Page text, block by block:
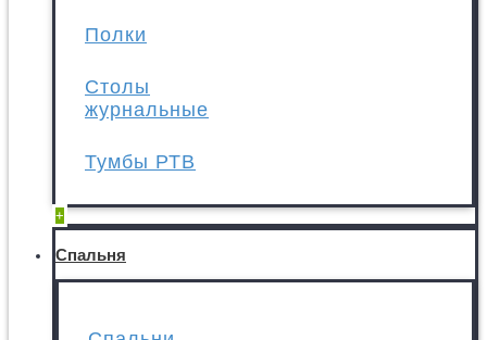
Полки
Столы
журнальные
Тумбы РТВ
+
Спальня